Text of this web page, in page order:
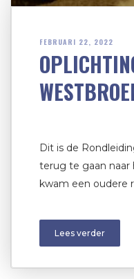
FEBRUARI 22, 2022
Dit is de
terug te gaan naar
kwam een oudere
Lees verder